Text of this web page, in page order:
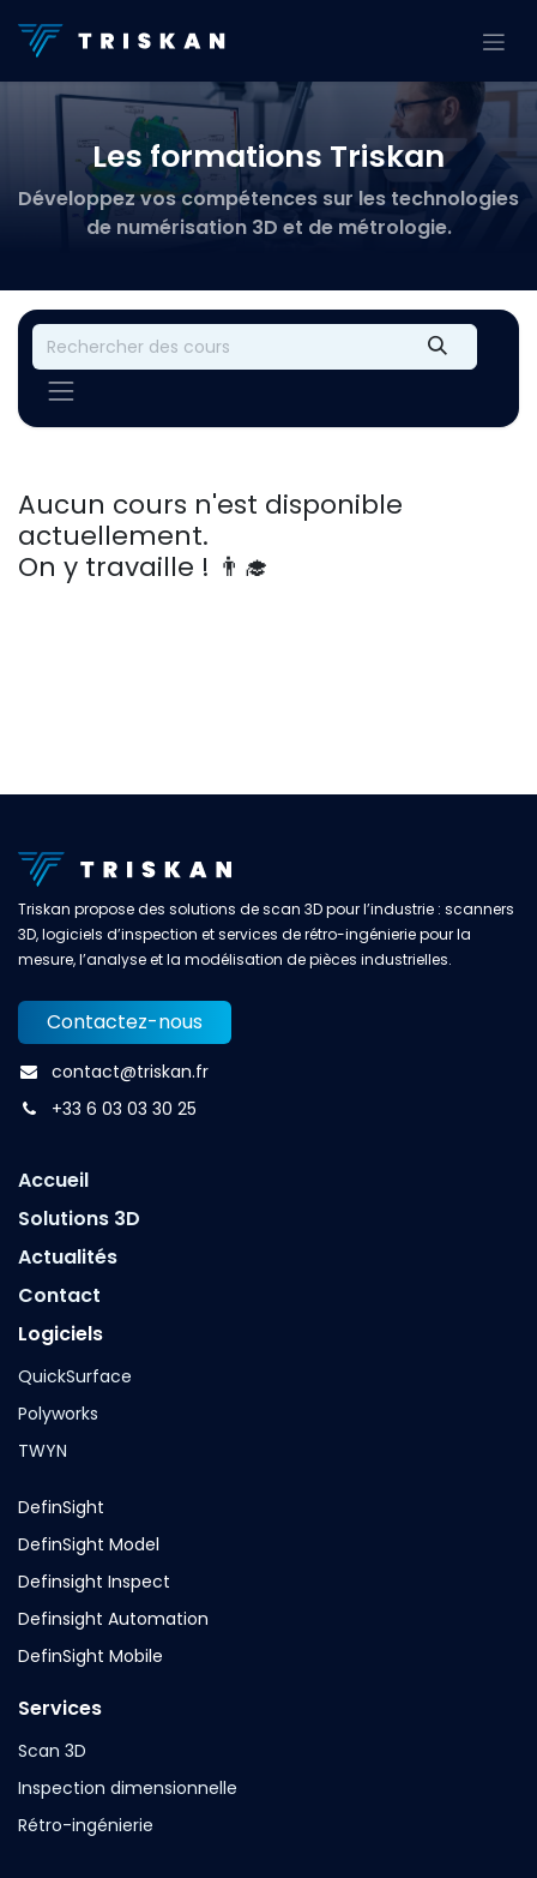
Les formations Triskan
Développez vos compétences sur les technologies
de numérisation 3D et de métrologie.
Aucun cours n'est disponible
actuellement.
On y travaille ! 👨‍🎓
Triskan propose des solutions de scan 3D pour l’industrie : scanners
3D, logiciels d’inspection et services de rétro-ingénierie pour la
mesure, l’analyse et la modélisation de pièces industrielles.
Contactez-nous
contact@triskan.fr
+33 6 03 03 30 25
Accueil
Solutions 3D
Actualités
Contact
Logiciels
QuickSurface
Polyworks
TWYN
DefinSight
DefinSight Model
Definsight Inspect
Definsight Automation
DefinSight Mobile
Services
Scan 3D
Inspection dimensionnelle
Rétro-ingénierie